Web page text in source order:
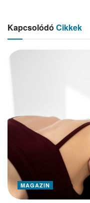
Kapcsolódó Cikkek
MAGAZIN